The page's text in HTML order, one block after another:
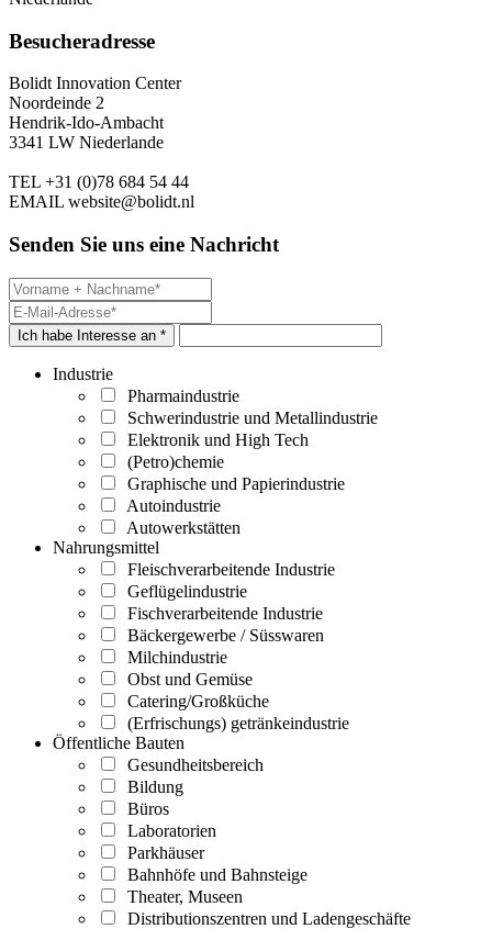
Besucheradresse
Bolidt Innovation Center
Noordeinde 2
Hendrik-Ido-Ambacht
3341 LW Niederlande
TEL +31 (0)78 684 54 44
EMAIL website@bolidt.nl
Senden Sie uns eine Nachricht
Ich habe Interesse an *
Industrie
Pharmaindustrie
Schwerindustrie und Metallindustrie
Elektronik und High Tech
(Petro)chemie
Graphische und Papierindustrie
Autoindustrie
Autowerkstätten
Nahrungsmittel
Fleischverarbeitende Industrie
Geflügelindustrie
Fischverarbeitende Industrie
Bäckergewerbe / Süsswaren
Milchindustrie
Obst und Gemüse
Catering/Großküche
(Erfrischungs) getränkeindustrie
Öffentliche Bauten
Gesundheitsbereich
Bildung
Büros
Laboratorien
Parkhäuser
Bahnhöfe und Bahnsteige
Theater, Museen
Distributionszentren und Ladengeschäfte